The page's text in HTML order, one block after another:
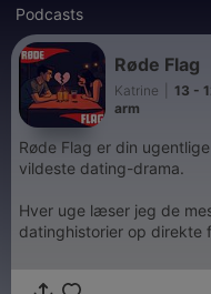
Podcasts
Røde Flag
Katrine
13 -
arm
Røde Flag er din
vildeste dating-drama.
Hver uge læser jeg de
datinghistorier op direkte
nærige Tinder-dates og